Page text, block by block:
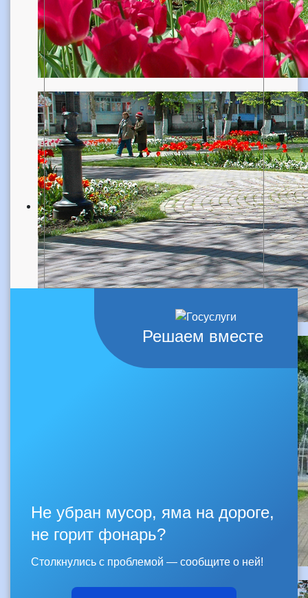
Решаем вместе
Не убран мусор, яма на дороге,
не горит фонарь?
Столкнулись с проблемой — сообщите о ней!